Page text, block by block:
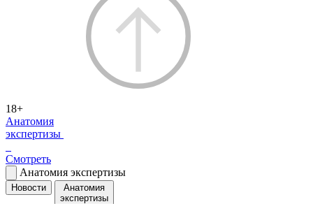
18+
Анатомия
экспертизы
Смотреть
Анатомия экспертизы
Новости
Анатомия
экспертизы